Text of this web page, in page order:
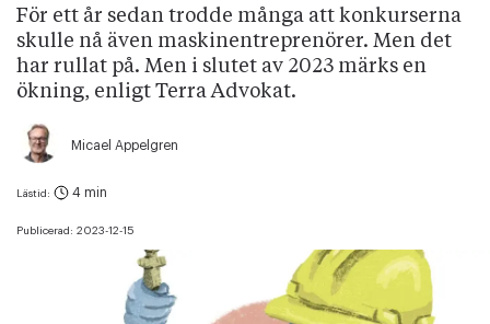
För ett år sedan trodde många att konkurserna
skulle nå även maskinentreprenörer. Men det
har rullat på. Men i slutet av 2023 märks en
ökning, enligt Terra Advokat.
Micael Appelgren
Publicerad: 2023-12-15
Lästid: 4 min